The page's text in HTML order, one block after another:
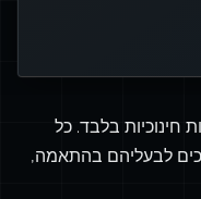
חינוכיות בלבד. כל
לבעליהם בהתאמה,